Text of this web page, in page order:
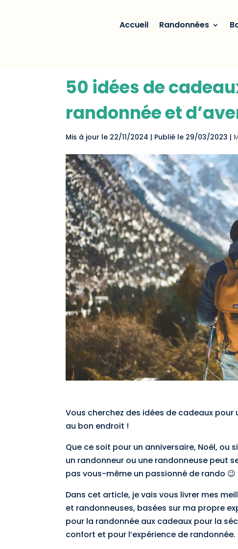
Accueil Randonnées
50 idées de
randonnée et
Mis à jour le 22/11/2024 | Publié le 29/03/2023 |
Vous cherchez des idées de cadeaux
au bon endroit !
Que ce soit pour un anniversaire, Noël,
un randonneur ou une randonneuse peut
pas vous-même un passionné de rando 😉
Dans cet article, je vais vous livrer mes
et randonneuses, basées sur ma propre
pour la randonnée aux cadeaux pour la
confort et pour l’expérience de randonnée.